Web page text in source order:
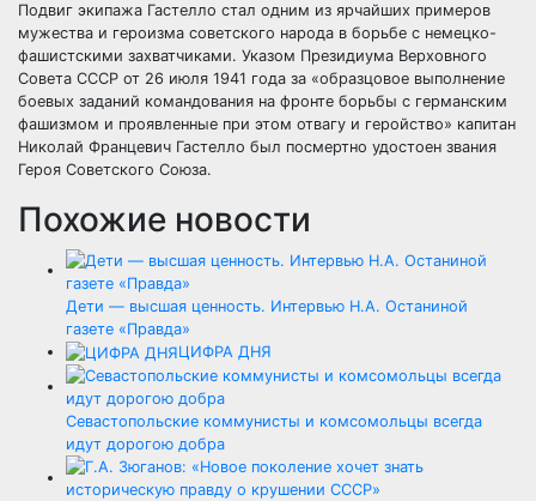
Подвиг экипажа Гастелло стал одним из ярчайших примеров
мужества и героизма советского народа в борьбе с немецко-
фашистскими захватчиками. Указом Президиума Верховного
Совета СССР от 26 июля 1941 года за «образцовое выполнение
боевых заданий командования на фронте борьбы с германским
фашизмом и проявленные при этом отвагу и геройство» капитан
Николай Францевич Гастелло был посмертно удостоен звания
Героя Советского Союза.
Похожие новости
Дети — высшая ценность. Интервью Н.А. Останиной
газете «Правда»
ЦИФРА ДНЯ
Севастопольские коммунисты и комсомольцы всегда
идут дорогою добра